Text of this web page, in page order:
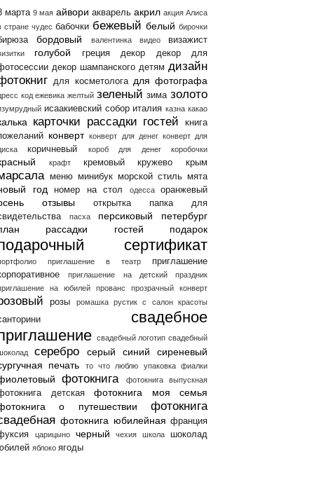
марта 9 мая айвори акварель акрил акция Алиса
стране чудес бабочки бежевый белый бирочки
бордовый валентинка видео визажист
голубой греция декор
декор для
декор шампанского детям дизайн
для косметолога для фотографа
код ежевика желтый зеленый зима золото
исаакиевский собор италия казна какао
карточки рассадки гостей
книга
конверт конверт для денег конверт для
коричневый короб для денег коробочки
крафт кремовый кружево крым
меню минибук морской стиль мята
год номер на стол одесса оранжевый
отзывы открытка
папка для
пасха персиковый
петербург
рассадки гостей
подарок
сертификат
приглашение в театр
приглашение
приглашение на детский праздник
на юбилей
прованс прозрачный конверт
розы ромашка рустик с салон красоты
свадебное
свадебный логотип свадебный
серебро серый синий
сиреневый
печать
то что люблю упаковка фиалки
фотокнига фотокнига выпускная
детская
фотокнига моя семья
о путешествии
фотокнига
фотокнига юбилейная франция
царицыно черный чехия школа
шоколад
яблоко ягоды